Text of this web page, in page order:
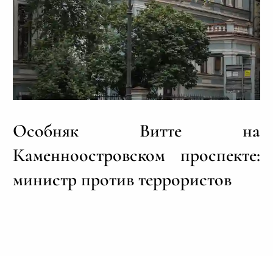
Особняк Витте на
Каменноостровском проспекте:
министр против террористов